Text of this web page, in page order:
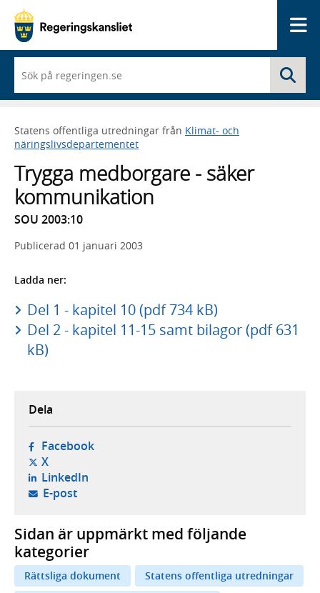
du
börjar
skriva
framträder
en
med
sökförslag
Statens offentliga utredningar från Klimat- och
näringslivsdepartementet
Trygga medborgare - säker
kommunikation
SOU 2003:10
Publicerad 01 januari 2003
Ladda ner:
Del 1 - kapitel 10 (pdf 734 kB)
Del 2 - kapitel 11-15 samt bilagor (pdf 631
kB)
Dela
Facebook- öppnas i ny flik, extern webbplats,
X- öppnas i ny flik, extern webbplats,
LinkedIn- öppnas i ny flik, extern webbplats,
E-post- öppnar din e-postklient,
Sidan är uppmärkt med följande
kategorier
Rättsliga dokument
Statens offentliga utredningar